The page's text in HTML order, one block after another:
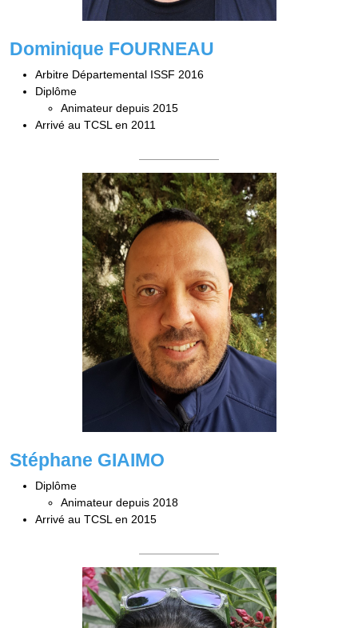
Dominique FOURNEAU
Arbitre Départemental ISSF 2016
Diplôme
Animateur depuis 2015
Arrivé au TCSL en 2011
Stéphane GIAIMO
Diplôme
Animateur depuis 2018
Arrivé au TCSL en 2015